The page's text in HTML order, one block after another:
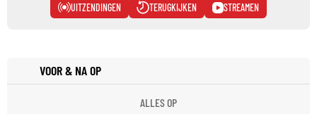
UITZENDINGEN TERUGKIJKEN STREAMEN
VOOR & NA OP
ALLES OP